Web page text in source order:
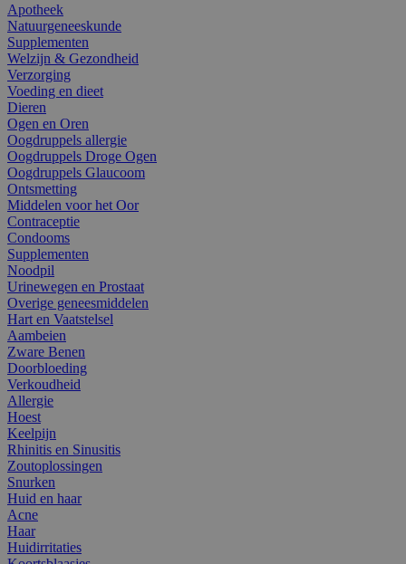
Apotheek
Natuurgeneeskunde
Supplementen
Welzijn & Gezondheid
Verzorging
Voeding en dieet
Dieren
Ogen en Oren
Oogdruppels allergie
Oogdruppels Droge Ogen
Oogdruppels Glaucoom
Ontsmetting
Middelen voor het Oor
Contraceptie
Condooms
Supplementen
Noodpil
Urinewegen en Prostaat
Overige geneesmiddelen
Hart en Vaatstelsel
Aambeien
Zware Benen
Doorbloeding
Verkoudheid
Allergie
Hoest
Keelpijn
Rhinitis en Sinusitis
Zoutoplossingen
Snurken
Huid en haar
Acne
Haar
Huidirritaties